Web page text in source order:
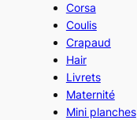
Corsa
Coulis
Crapaud
Hair
Livrets
Maternité
Mini planches